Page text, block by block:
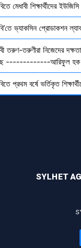
মেধাবী শিক্ষার্থীদের
ভ্যাকসিন প্রোডাকশন
তরুণ-তরুণীরা নিজেদের
-------------আরিফুল হক
প্রথম বর্ষে ভর্তিকৃত
SYLHET